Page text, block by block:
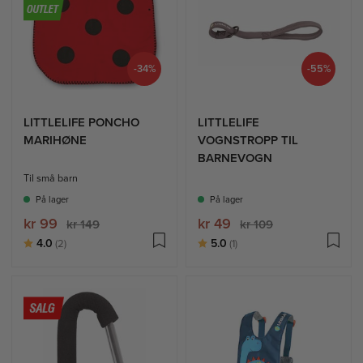
-34%
LITTLELIFE PONCHO
MARIHØNE
Til små barn
På lager
kr 99 kr 149
Karakter:
4.0 (2)av 5 mulige
-55%
LITTLELIFE
VOGNSTROPP TIL
BARNEVOGN
På lager
kr 49 kr 109
Karakter:
5.0 (1)av 5 mulige